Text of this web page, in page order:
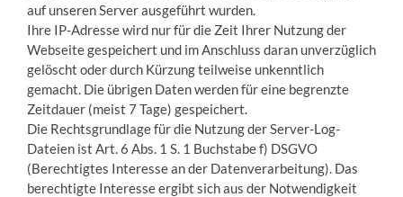
auf unseren Server ausgeführt wurden.
Ihre IP-Adresse wird nur für die Zeit Ihrer Nutzung der
Webseite gespeichert und im Anschluss daran unverzüglich
gelöscht oder durch Kürzung teilweise unkenntlich
gemacht. Die übrigen Daten werden für eine begrenzte
Zeitdauer (meist 7 Tage) gespeichert.
Die Rechtsgrundlage für die Nutzung der Server-Log-
Dateien ist Art. 6 Abs. 1 S. 1 Buchstabe f) DSGVO
(Berechtigtes Interesse an der Datenverarbeitung). Das
berechtigte Interesse ergibt sich aus der Notwendigkeit